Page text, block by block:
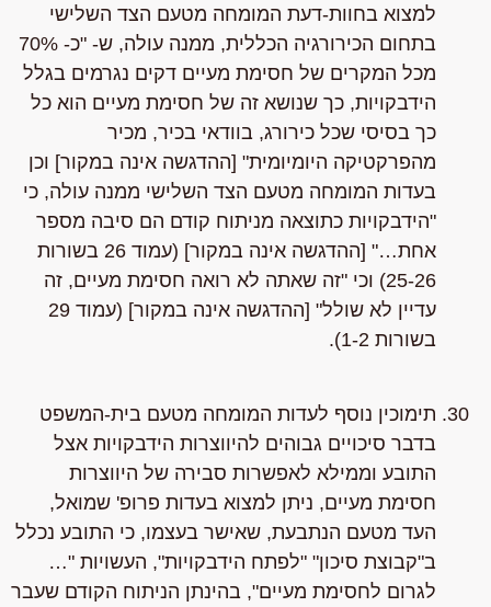
למצוא בחוות-דעת המומחה מטעם הצד השלישי
בתחום הכירורגיה הכללית, ממנה עולה, ש- "כ- 70%
מכל המקרים של חסימת מעיים דקים נגרמים בגלל
הידבקויות, כך שנושא זה של חסימת מעיים הוא כל
כך בסיסי שכל כירורג, בוודאי בכיר, מכיר
מהפרקטיקה היומיומית" [ההדגשה אינה במקור] וכן
בעדות המומחה מטעם הצד השלישי ממנה עולה, כי
"הידבקויות כתוצאה מניתוח קודם הם סיבה מספר
אחת…" [ההדגשה אינה במקור] (עמוד 26 בשורות
25-26) וכי "זה שאתה לא רואה חסימת מעיים, זה
עדיין לא שולל" [ההדגשה אינה במקור] (עמוד 29
בשורות 1-2).
תימוכין נוסף לעדות המומחה מטעם בית-המשפט
בדבר סיכויים גבוהים להיווצרות הידבקויות אצל
התובע וממילא לאפשרות סבירה של היווצרות
חסימת מעיים, ניתן למצוא בעדות פרופ' שמואל,
העד מטעם הנתבעת, שאישר בעצמו, כי התובע נכלל
ב"קבוצת סיכון" "לפתח הידבקויות", העשויות "…
לגרום לחסימת מעיים", בהינתן הניתוח הקודם שעבר